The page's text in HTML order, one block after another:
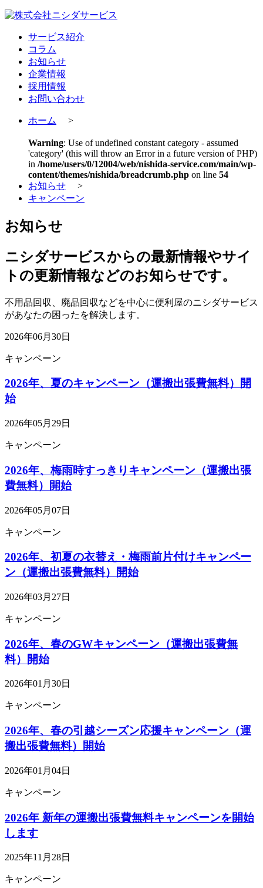
サービス紹介
コラム
お知らせ
企業情報
採用情報
お問い合わせ
ホーム >
Warning: Use of undefined constant category - assumed
'category' (this will throw an Error in a future version of PHP)
in /home/users/0/12004/web/nishida-service.com/main/wp-
content/themes/nishida/breadcrumb.php on line 54
お知らせ
>
キャンペーン
お知らせ
ニシダサービスからの最新情報やサイ
トの更新情報などのお知らせです。
不用品回収、廃品回収などを中心に便利屋のニシダサービス
があなたの困ったを解決します。
2026年06月30日
キャンペーン
2026年、夏のキャンペーン（運搬出張費無料）開
始
2026年05月29日
キャンペーン
2026年、梅雨時すっきりキャンペーン（運搬出張
費無料）開始
2026年05月07日
キャンペーン
2026年、初夏の衣替え・梅雨前片付けキャンペー
ン（運搬出張費無料）開始
2026年03月27日
キャンペーン
2026年、春のGWキャンペーン（運搬出張費無
料）開始
2026年01月30日
キャンペーン
2026年、春の引越シーズン応援キャンペーン（運
搬出張費無料）開始
2026年01月04日
キャンペーン
2026年 新年の運搬出張費無料キャンペーンを開始
します
2025年11月28日
キャンペーン